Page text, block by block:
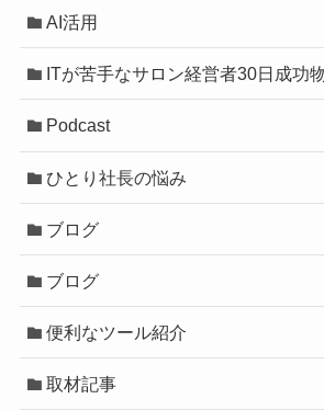
AI活用
ITが苦手なサロン経営者30日成功
Podcast
ひとり社長の悩み
ブログ
ブログ
便利なツール紹介
取材記事